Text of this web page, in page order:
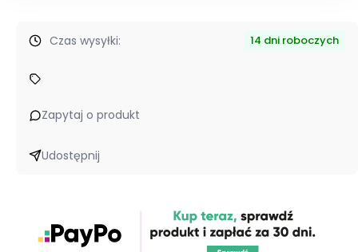
Czas wysyłki: 14 dni roboczych
Zapytaj o produkt
Udostępnij